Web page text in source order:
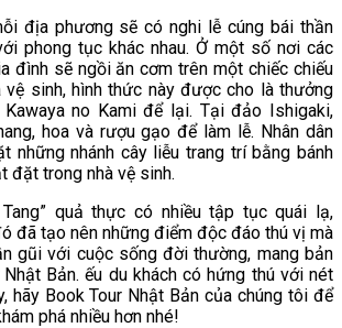
địa phương sẽ có nghi lễ cúng bái thần
phong tục khác nhau. Ở một số nơi các
đình sẽ ngồi ăn cơm trên một chiếc chiếu
sinh, hình thức này được cho là thưởng
no Kami để lại. Tại đảo Ishigaki,
hoa và rượu gạo để làm lễ. Nhân dân
những nhánh cây liễu trang trí bằng bánh
đặt trong nhà vệ sinh.
quả thực có nhiều tập tục quái lạ,
đã tạo nên những điểm độc đáo thú vị mà
gũi với cuộc sống đời thường, mang bản
Bản. ếu du khách có hứng thú với nét
hãy Book Tour Nhật Bản của chúng tôi để
phá nhiều hơn nhé!